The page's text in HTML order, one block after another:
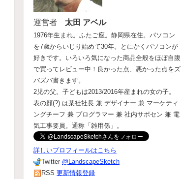
運営者 太田 アベル
1976年生まれ。ふたご座。静岡県在住。パソコン
を7歳からいじり始めて30年。とにかくパソコンが
好きです。いろいろ気になった商品全般をほぼ自腹
で買ってレビュー中！良かった点、悪かった点をズ
バズバ書きます。
2児の父。子どもは2013/2016年産まれの女の子。
表の顔(?) は某社社長 兼 デザイナー 兼 マーケティ
ングチーフ 兼 プログラマー 兼 社内サポセン 兼 電
気工事要員。通称「雑用係」。
詳しいプロフィールはこちら
Twitter @LandscapeSketch
RSS 更新情報登録